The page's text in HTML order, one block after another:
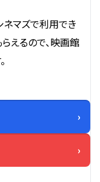
マズで利用でき
えるので、映画館